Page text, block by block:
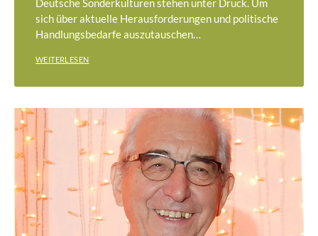
Deutsche Sonderkulturen stehen unter Druck. Um
sich über aktuelle Herausforderungen und politische
Handlungsbedarfe auszutauschen…
WEITERLESEN